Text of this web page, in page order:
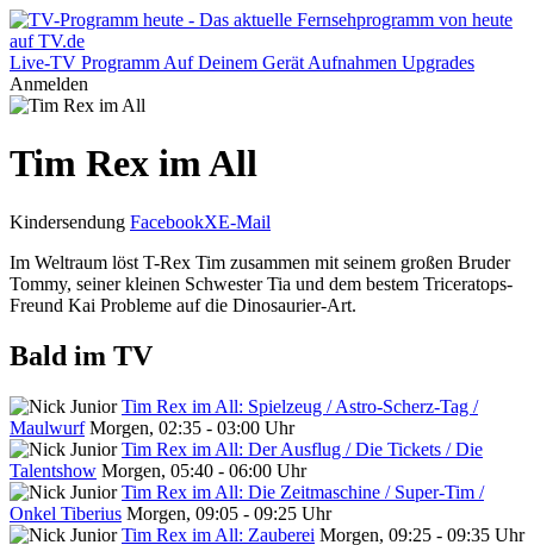
Live-TV Programm Auf Deinem Gerät Aufnahmen Upgrades
Anmelden
Tim Rex im All
Kindersendung FacebookXE-Mail
Im Weltraum löst T-Rex Tim zusammen mit seinem großen Bruder
Tommy, seiner kleinen Schwester Tia und dem bestem Triceratops-
Freund Kai Probleme auf die Dinosaurier-Art.
Bald im TV
Tim Rex im All: Spielzeug / Astro-Scherz-Tag /
Maulwurf Morgen, 02:35 - 03:00 Uhr
Tim Rex im All: Der Ausflug / Die Tickets / Die
Talentshow Morgen, 05:40 - 06:00 Uhr
Tim Rex im All: Die Zeitmaschine / Super-Tim /
Onkel Tiberius Morgen, 09:05 - 09:25 Uhr
Tim Rex im All: Zauberei Morgen, 09:25 - 09:35 Uhr